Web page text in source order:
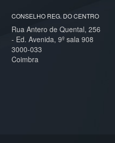
CONSELHO REG. DO CENTRO
Rua Antero de Quental, 256
- Ed. Avenida, 9º sala 908
3000-033
Coimbra